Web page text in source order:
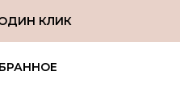
КЛИК